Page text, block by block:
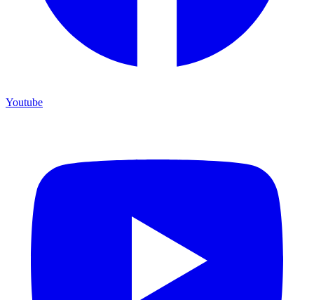
Youtube